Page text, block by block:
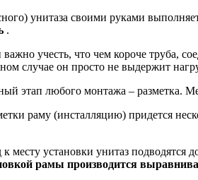
унитаза своими руками
.
учесть, что чем короче труба,
случае он просто не выдержит
этап любого монтажа – разметка.
раму (инсталляцию) придется
месту установки унитаз подводятся
рамы производится